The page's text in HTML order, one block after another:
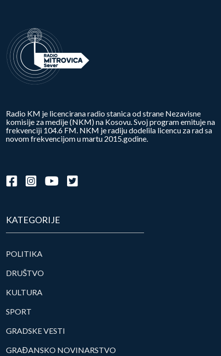
Radio KM je licencirana radio stanica od strane Nezavisne
komisije za medije (NKM) na Kosovu. Svoj program emituje na
frekvenciji 104.6 FM. NKM je radiju dodelila licencu za rad sa
novom frekvencijom u martu 2015.godine.
KATEGORIJE
POLITIKA
DRUŠTVO
KULTURA
SPORT
GRADSKE VESTI
GRAĐANSKO NOVINARSTVO